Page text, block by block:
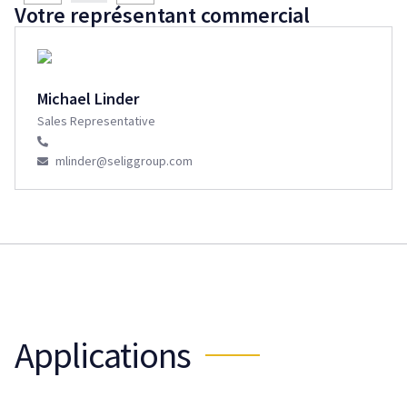
Votre représentant commercial
Michael Linder
Sales Representative
mlinder@seliggroup.com
Applications